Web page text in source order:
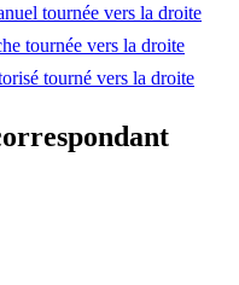
tournée vers la droite
tournée vers la droite
tourné vers la droite